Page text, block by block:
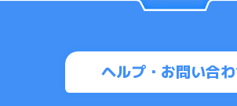
ヘルプ・お問い合